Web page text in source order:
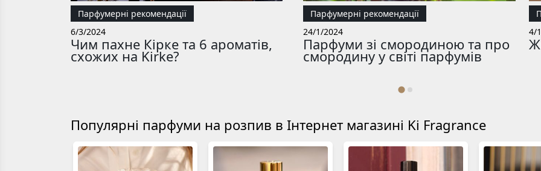
Парфумерні рекомендації
6/3/2024
Чим пахне Кірке та 6 ароматів,
схожих на Kirke?
Парфумерні рекомендації
24/1/2024
Парфуми зі смородиною та про
смородину у світі парфумів
4/
Популярні парфуми на розпив в Інтернет магазині Ki Fragrance